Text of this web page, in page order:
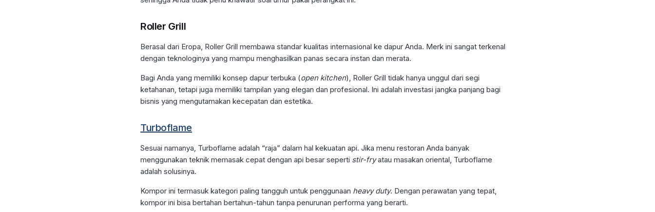
Roller Grill
Berasal dari Eropa, Roller Grill membawa standar kualitas internasional ke dapur Anda. Merk ini sangat terkenal
dengan teknologinya yang mampu menghasilkan panas secara instan dan merata.
Bagi Anda yang memiliki konsep dapur terbuka (open kitchen), Roller Grill tidak hanya unggul dari segi
ketahanan, tetapi juga memiliki tampilan yang elegan dan profesional. Ini adalah investasi jangka panjang bagi
bisnis yang mengutamakan kecepatan dan estetika.
Turboflame
Sesuai namanya, Turboflame adalah “raja” dalam hal kekuatan api. Jika menu restoran Anda banyak
menggunakan teknik memasak cepat dengan api besar seperti stir-fryatau masakan oriental, Turboflame
adalah solusinya.
Kompor ini termasuk kategori paling tangguh untuk penggunaan heavy duty. Dengan perawatan yang tepat,
kompor ini bisa bertahan bertahun-tahun tanpa penurunan performa yang berarti.